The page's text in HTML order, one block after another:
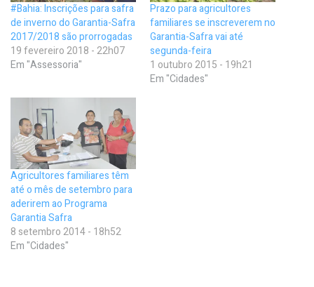
#Bahia: Inscrições para safra
de inverno do Garantia-Safra
2017/2018 são prorrogadas
19 fevereiro 2018 - 22h07
Em "Assessoria"
Prazo para agricultores
familiares se inscreverem no
Garantia-Safra vai até
segunda-feira
1 outubro 2015 - 19h21
Em "Cidades"
Agricultores familiares têm
até o mês de setembro para
aderirem ao Programa
Garantia Safra
8 setembro 2014 - 18h52
Em "Cidades"